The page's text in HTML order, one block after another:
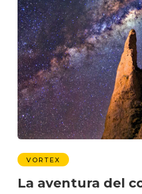
VORTEX
La aventura del